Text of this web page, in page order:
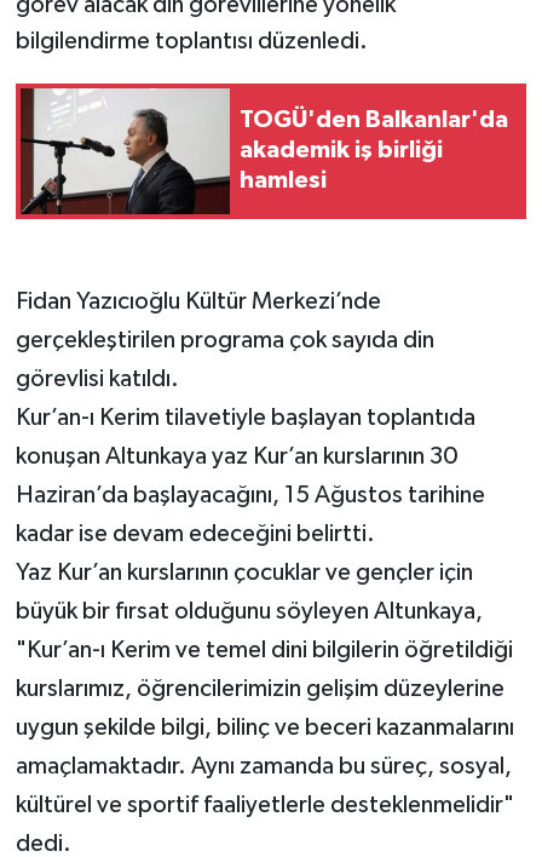
bilgilendirme toplantısı düzenledi.
TOGÜ'den Balkanlar'da
akademik iş birliği
hamlesi
Fidan Yazıcıoğlu Kültür Merkezi’nde
gerçekleştirilen programa çok sayıda din
görevlisi katıldı.
Kur’an-ı Kerim tilavetiyle başlayan toplantıda
konuşan Altunkaya yaz Kur’an kurslarının 30
Haziran’da başlayacağını, 15 Ağustos tarihine
kadar ise devam edeceğini belirtti.
Yaz Kur’an kurslarının çocuklar ve gençler için
büyük bir fırsat olduğunu söyleyen Altunkaya,
"Kur’an-ı Kerim ve temel dini bilgilerin öğretildiği
kurslarımız, öğrencilerimizin gelişim düzeylerine
uygun şekilde bilgi, bilinç ve beceri kazanmalarını
amaçlamaktadır. Aynı zamanda bu süreç, sosyal,
kültürel ve sportif faaliyetlerle desteklenmelidir"
dedi.